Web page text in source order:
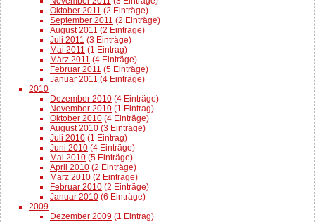
Oktober 2011 (2 Einträge)
September 2011 (2 Einträge)
August 2011 (2 Einträge)
Juli 2011 (3 Einträge)
Mai 2011 (1 Eintrag)
März 2011 (4 Einträge)
Februar 2011 (5 Einträge)
Januar 2011 (4 Einträge)
2010
Dezember 2010 (4 Einträge)
November 2010 (1 Eintrag)
Oktober 2010 (4 Einträge)
August 2010 (3 Einträge)
Juli 2010 (1 Eintrag)
Juni 2010 (4 Einträge)
Mai 2010 (5 Einträge)
April 2010 (2 Einträge)
März 2010 (2 Einträge)
Februar 2010 (2 Einträge)
Januar 2010 (6 Einträge)
2009
Dezember 2009 (1 Eintrag)